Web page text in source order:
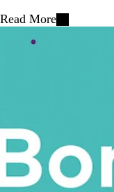
Read More